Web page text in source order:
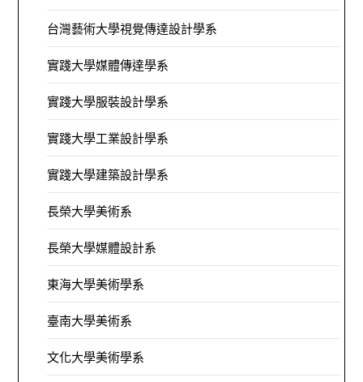
台灣藝術大學視覺傳達設計學系
實踐大學媒體傳達學系
實踐大學服裝設計學系
實踐大學工業設計學系
實踐大學建築設計學系
長榮大學美術系
長榮大學媒體設計系
東海大學美術學系
臺南大學美術系
文化大學美術學系